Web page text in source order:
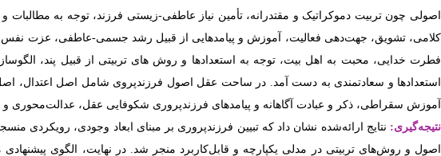
اصولی چون تربیت دموکراتیک و مقتدرانه، تأمین نیاز عاطفی-زیستی فرزند، توجه به مطالبات
کلامی، تشویق، جهت‌دهی فعالیت، آموزش و پیامدهایی از قبیل رشد جسمی-عاطفی، عزت
فطرت خدایی، محبت به اهل بیت، توجه به استعدادها و روش های تربیتی از قبیل پند،
استعدادها و سعادتمندی به دست آمد. در ساحت عقل اصول فرزندپروی شامل اصل اعتدال،
آموزش سقراطی، ذکر و عبادت آگاهانه و پیامدهای فرزندپروری شکوفایی عقل، عدالت‌محوری و
نتیجه‌گیری: نتایج ارائه‌شده نشان داد که تبیین فرزندپروری بر مبنای ابعاد وجودی، رویکردی
اصول و روش‌های تربیتی در مدلی یکپارچه و قابل‌کاربرد منجر شد. در نهایت، الگوی پیشنهادی